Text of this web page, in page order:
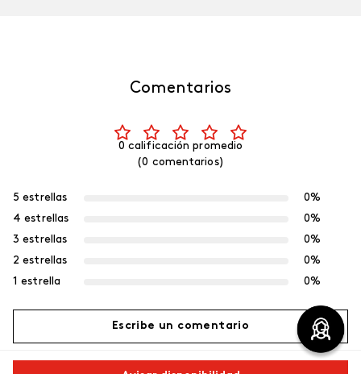
Comentarios
0 calificación promedio
(0 comentarios)
5 estrellas
0%
4 estrellas
0%
3 estrellas
0%
2 estrellas
0%
1 estrella
0%
Escribe un comentario